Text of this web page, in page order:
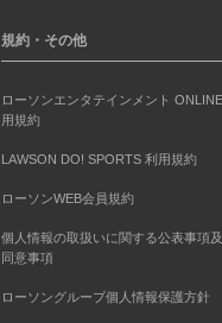
規約・その他
ローソンエンタテインメント
用規約
LAWSON DO! SPORTS 利用規約
ローソンWEB会員規約
個人情報の取扱いに関する公表事項
同意事項
ローソングループ個人情報保護方針